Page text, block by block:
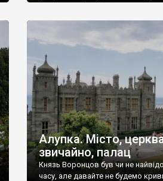
Алупка. Місто,
звичайно, палац
Князь Воронцов був чи не
часу, але давайте не будемо